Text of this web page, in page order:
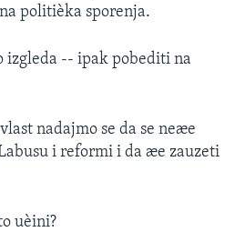
politièka sporenja.
izgleda -- ipak pobediti na
nadajmo se da se neæe
i reformi i da æe zauzeti
uèini?